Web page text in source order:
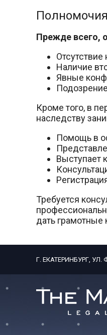
Прежде всего,
Наличие
Явные
Кроме того, в
наследству
Помощь в
Выступает
Требуется
дать
Г. ЕКАТЕРИНБУРГ, УЛ.